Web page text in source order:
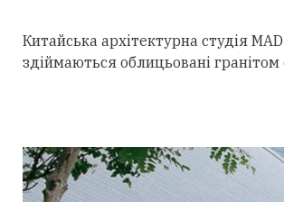
Китайська архітектурна студія
здіймаються облицьовані